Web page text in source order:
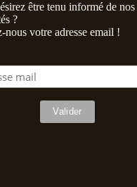
être tenu informé de nos
?
nous votre adresse email !